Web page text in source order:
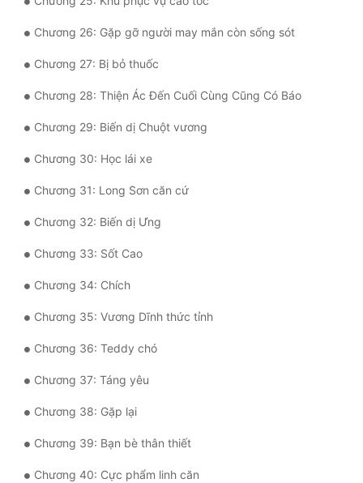
Xuyên Sách
Xuyên Thư
Điền Văn
Đông Phương
Đông Phương Huyền Huyễn
Đồng Nhân
Chương 26: Gặp gỡ người may mắn còn sống sót
Chương 27: Bị bỏ thuốc
Chương 28: Thiện Ác Đến Cuối Cùng Cũng Có Báo
Chương 29: Biến dị Chuột vương
Chương 30: Học lái xe
Chương 31: Long Sơn căn cứ
Chương 32: Biến dị Ưng
Chương 33: Sốt Cao
Chương 34: Chích
Chương 35: Vương Dĩnh thức tỉnh
Chương 36: Teddy chó
Chương 37: Táng yêu
Chương 38: Gặp lại
Chương 39: Bạn bè thân thiết
Chương 40: Cực phẩm linh căn